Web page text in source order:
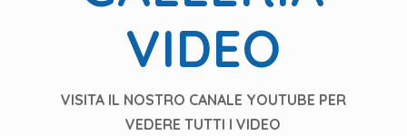
VIDEO
VISITA IL NOSTRO CANALE YOUTUBE PER
VEDERE TUTTI I VIDEO